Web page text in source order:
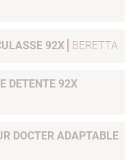
92X BERETTA
DETENTE 92X
ADAPTABLE